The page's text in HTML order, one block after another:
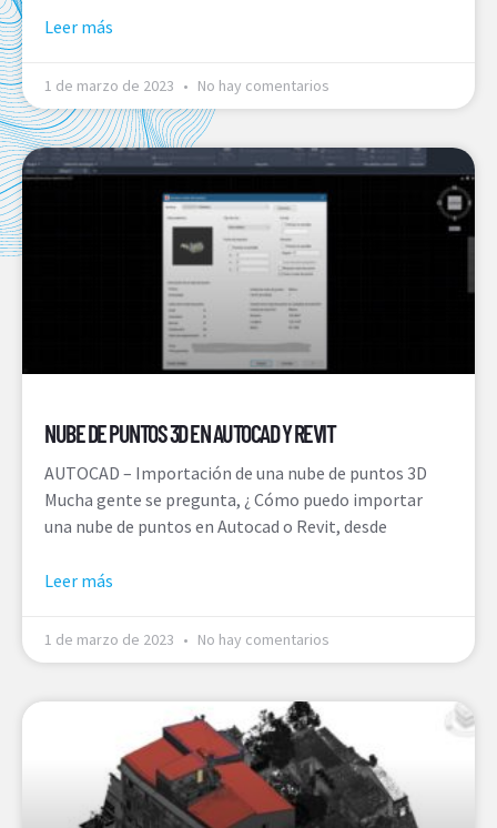
Leer más
1 de marzo de 2023 No hay comentarios
NUBE DE PUNTOS 3D EN AUTOCAD Y REVIT
AUTOCAD – Importación de una nube de puntos 3D
Mucha gente se pregunta, ¿ Cómo puedo importar
una nube de puntos en Autocad o Revit, desde
Leer más
1 de marzo de 2023 No hay comentarios